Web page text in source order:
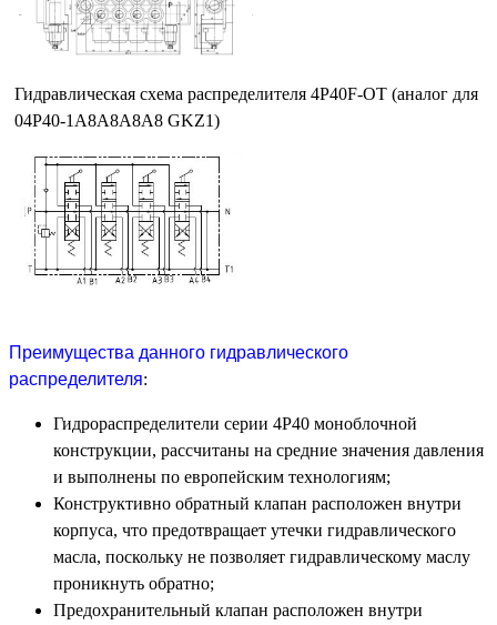
Гидравлическая схема распределителя 4P40F-OT (аналог для
04Р40-1А8А8А8А8 GKZ1)
Преимущества данного гидравлического
распределителя:
Гидрораспределители серии 4Р40 моноблочной
конструкции, рассчитаны на средние значения давления
и выполнены по европейским технологиям;
Конструктивно обратный клапан расположен внутри
корпуса, что предотвращает утечки гидравлического
масла, поскольку не позволяет гидравлическому маслу
проникнуть обратно;
Предохранительный клапан расположен внутри